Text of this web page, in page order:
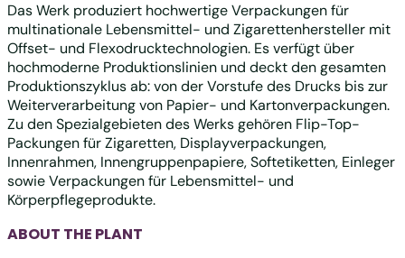
Das Werk produziert hochwertige Verpackungen für
multinationale Lebensmittel- und Zigarettenhersteller mit
Offset- und Flexodrucktechnologien. Es verfügt über
hochmoderne Produktionslinien und deckt den gesamten
Produktionszyklus ab: von der Vorstufe des Drucks bis zur
Weiterverarbeitung von Papier- und Kartonverpackungen.
Zu den Spezialgebieten des Werks gehören Flip-Top-
Packungen für Zigaretten, Displayverpackungen,
Innenrahmen, Innengruppenpapiere, Softetiketten, Einleger
sowie Verpackungen für Lebensmittel- und
Körperpflegeprodukte.
ABOUT THE PLANT